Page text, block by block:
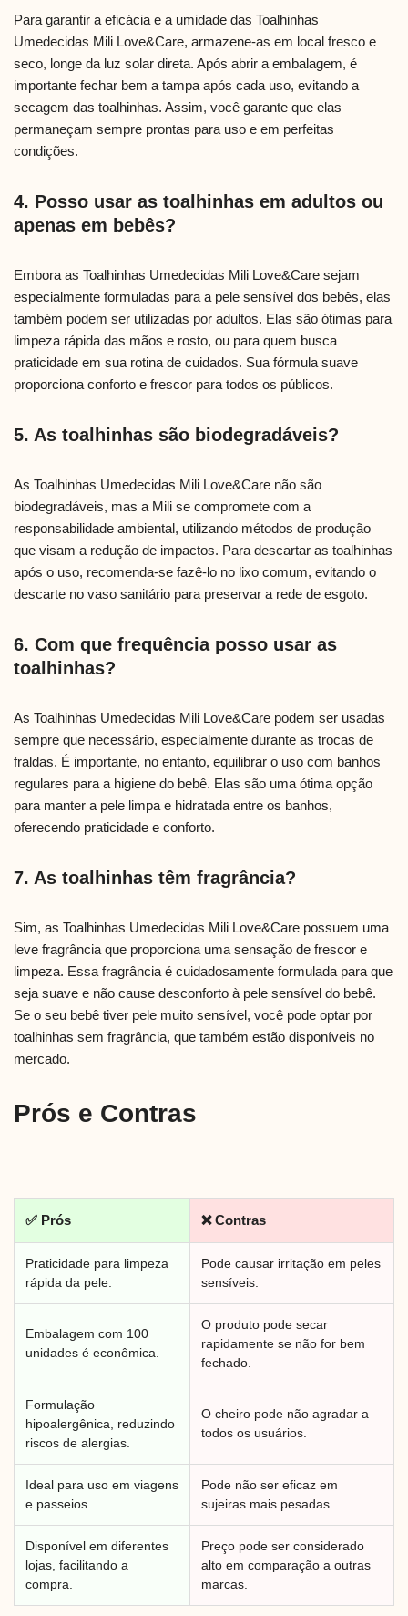
Para garantir a eficácia e a umidade das Toalhinhas
Umedecidas Mili Love&Care, armazene-as em local fresco e
seco, longe da luz solar direta. Após abrir a embalagem, é
importante fechar bem a tampa após cada uso, evitando a
secagem das toalhinhas. Assim, você garante que elas
permaneçam sempre prontas para uso e em perfeitas
condições.
4. Posso usar as toalhinhas em adultos ou
apenas em bebês?
Embora as Toalhinhas Umedecidas Mili Love&Care sejam
especialmente formuladas para a pele sensível dos bebês, elas
também podem ser utilizadas por adultos. Elas são ótimas para
limpeza rápida das mãos e rosto, ou para quem busca
praticidade em sua rotina de cuidados. Sua fórmula suave
proporciona conforto e frescor para todos os públicos.
5. As toalhinhas são biodegradáveis?
As Toalhinhas Umedecidas Mili Love&Care não são
biodegradáveis, mas a Mili se compromete com a
responsabilidade ambiental, utilizando métodos de produção
que visam a redução de impactos. Para descartar as toalhinhas
após o uso, recomenda-se fazê-lo no lixo comum, evitando o
descarte no vaso sanitário para preservar a rede de esgoto.
6. Com que frequência posso usar as
toalhinhas?
As Toalhinhas Umedecidas Mili Love&Care podem ser usadas
sempre que necessário, especialmente durante as trocas de
fraldas. É importante, no entanto, equilibrar o uso com banhos
regulares para a higiene do bebê. Elas são uma ótima opção
para manter a pele limpa e hidratada entre os banhos,
oferecendo praticidade e conforto.
7. As toalhinhas têm fragrância?
Sim, as Toalhinhas Umedecidas Mili Love&Care possuem uma
leve fragrância que proporciona uma sensação de frescor e
limpeza. Essa fragrância é cuidadosamente formulada para que
seja suave e não cause desconforto à pele sensível do bebê.
Se o seu bebê tiver pele muito sensível, você pode optar por
toalhinhas sem fragrância, que também estão disponíveis no
mercado.
Prós e Contras
✅ Prós ❌ Contras
Praticidade para limpeza
rápida da pele.
Pode causar irritação em peles
sensíveis.
Embalagem com 100
unidades é econômica.
O produto pode secar
rapidamente se não for bem
fechado.
Formulação
hipoalergênica, reduzindo
riscos de alergias.
O cheiro pode não agradar a
todos os usuários.
Ideal para uso em viagens
e passeios.
Pode não ser eficaz em
sujeiras mais pesadas.
Disponível em diferentes
lojas, facilitando a
compra.
Preço pode ser considerado
alto em comparação a outras
marcas.